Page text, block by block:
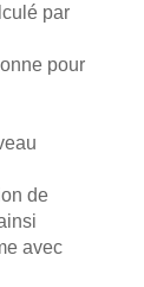
par
pour
de
avec